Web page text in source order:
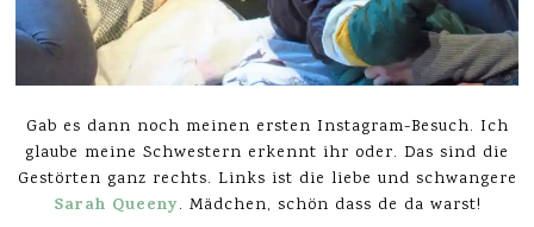
Gab es dann noch meinen ersten Instagram-Besuch. Ich
glaube meine Schwestern erkennt ihr oder. Das sind die
Gestörten ganz rechts. Links ist die liebe und schwangere
Sarah Queeny. Mädchen, schön dass de da warst!